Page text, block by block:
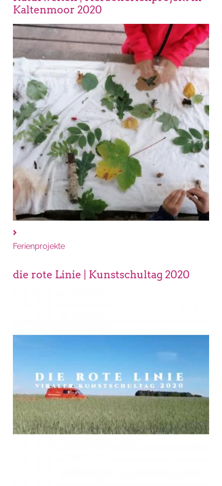
Kaltenmoor 2020
Ferienprojekte
die rote Linie | Kunstschultag 2020